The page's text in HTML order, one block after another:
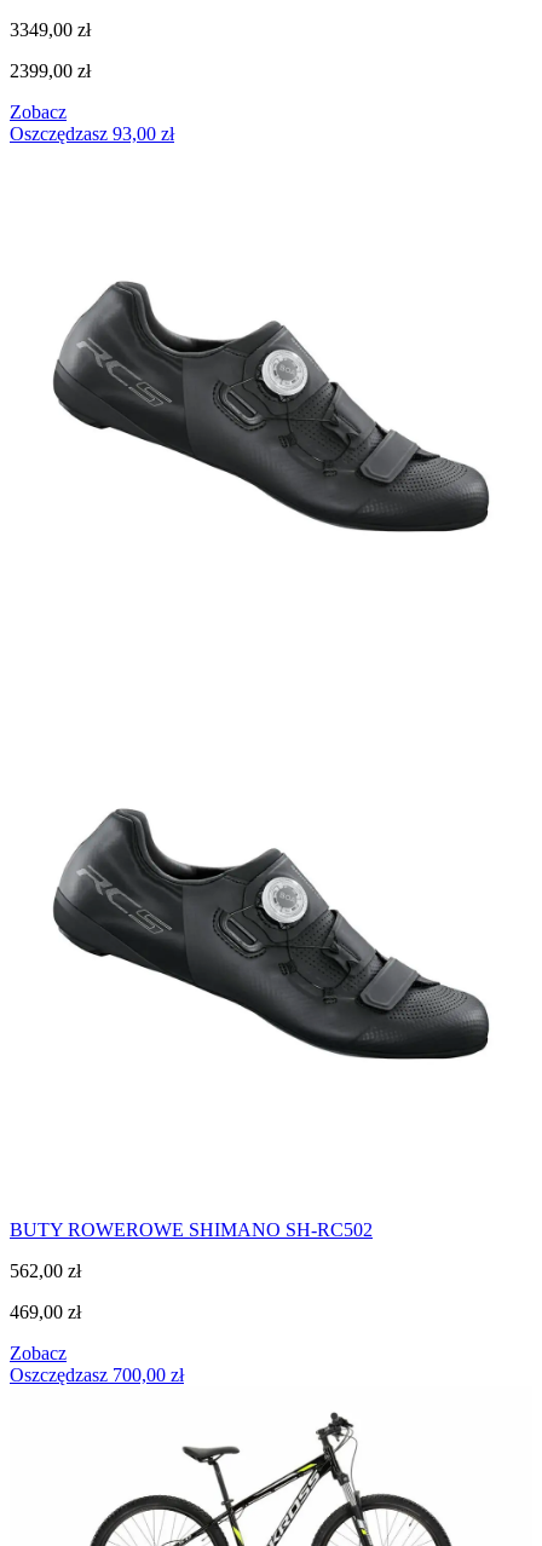
3349,00 zł
2399,00 zł
Zobacz
Oszczędzasz 93,00 zł
BUTY ROWEROWE SHIMANO SH-RC502
562,00 zł
469,00 zł
Zobacz
Oszczędzasz 700,00 zł